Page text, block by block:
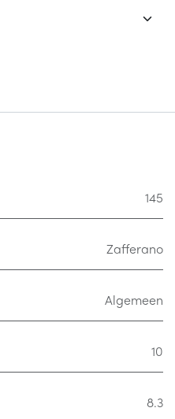
145
Zafferano
Algemeen
10
8.3